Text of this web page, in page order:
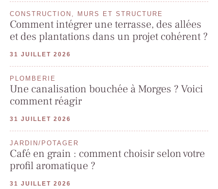
CONSTRUCTION, MURS ET STRUCTURE
Comment intégrer une terrasse, des allées
et des plantations dans un projet cohérent ?
31 JUILLET 2026
PLOMBERIE
Une canalisation bouchée à Morges ? Voici
comment réagir
31 JUILLET 2026
JARDIN/POTAGER
Café en grain : comment choisir selon votre
profil aromatique ?
31 JUILLET 2026